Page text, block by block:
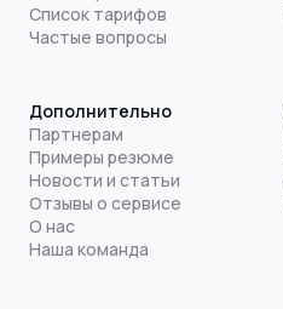
Список тарифов
Частые вопросы
Дополнительно
Партнерам
Примеры резюме
Новости и статьи
Отзывы о сервисе
О нас
Наша команда